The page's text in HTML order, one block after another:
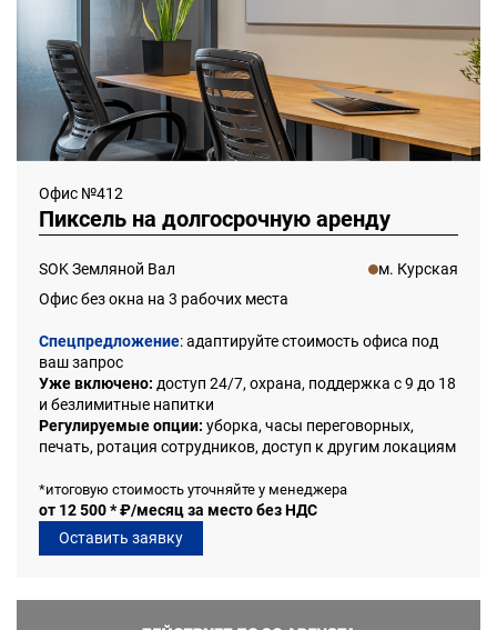
Офис №412
Пиксель на долгосрочную аренду
SOK Земляной Вал
м. Курская
Офис без окна на 3 рабочих места
Спецпредложение: адаптируйте стоимость офиса под
ваш запрос
Уже включено: доступ 24/7, охрана, поддержка с 9 до 18
и безлимитные напитки
Регулируемые опции: уборка, часы переговорных,
печать, ротация сотрудников, доступ к другим локациям
*итоговую стоимость уточняйте у менеджера
от 12 500 * ₽/месяц за место без НДС
Оставить заявку